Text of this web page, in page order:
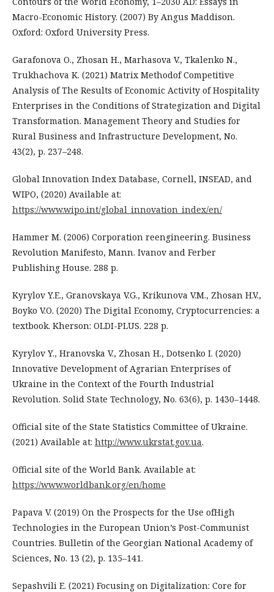
Macro-Economic History. (2007) By Angus Maddison.
Oxford: Oxford University Press.
Garafonova O., Zhosan H., Marhasova V., Tkalenko N.,
Trukhachova K. (2021) Matrix Methodof Competitive
Analysis of The Results of Economic Activity of Hospitality
Enterprises in the Conditions of Strategization and Digital
Transformation. Management Theory and Studies for
Rural Business and Infrastructure Development, No.
43(2), p. 237–248.
Global Innovation Index Database, Cornell, INSEAD, and
WIPO, (2020) Available at:
https://www.wipo.int/global_innovation_index/en/
Hammer M. (2006) Corporation reengineering. Business
Revolution Manifesto, Mann. Ivanov and Ferber
Publishing House. 288 p.
Kyrylov Y.E., Granovskaya V.G., Krikunova V.M., Zhosan H.V.,
Boyko V.O. (2020) The Digital Economy, Cryptocurrencies: a
textbook. Kherson: OLDI-PLUS. 228 p.
Kyrylov Y., Hranovska V., Zhosan H., Dotsenko I. (2020)
Innovative Development of Agrarian Enterprises of
Ukraine in the Context of the Fourth Industrial
Revolution. Solid State Technology, No. 63(6), p. 1430–1448.
Official site of the State Statistics Committee of Ukraine.
(2021) Available at: http://www.ukrstat.gov.ua.
Official site of the World Bank. Available at:
https://www.worldbank.org/en/home
Papava V. (2019) On the Prospects for the Use ofHigh
Technologies in the European Union’s Post-Communist
Countries. Bulletin of the Georgian National Academy of
Sciences, No. 13 (2), p. 135–141.
Sepashvili E. (2021) Focusing on Digitalization: Core for